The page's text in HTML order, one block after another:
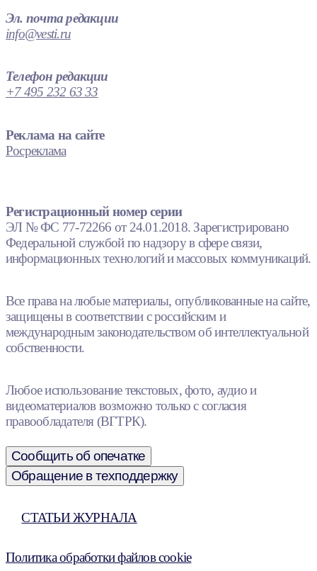
Эл. почта редакции
info@vesti.ru
Телефон редакции
+7 495 232 63 33
Реклама на сайте
Росреклама
Регистрационный номер серии
ЭЛ № ФС 77-72266 от 24.01.2018. Зарегистрировано
Федеральной службой по надзору в сфере связи,
информационных технологий и массовых коммуникаций.
Все права на любые материалы, опубликованные на сайте,
защищены в соответствии с российским и
международным законодательством об интеллектуальной
собственности.
Любое использование текстовых, фото, аудио и
видеоматериалов возможно только с согласия
правообладателя (ВГТРК).
Сообщить об опечатке
Обращение в техподдержку
СТАТЬИ ЖУРНАЛА
Политика обработки файлов cookie